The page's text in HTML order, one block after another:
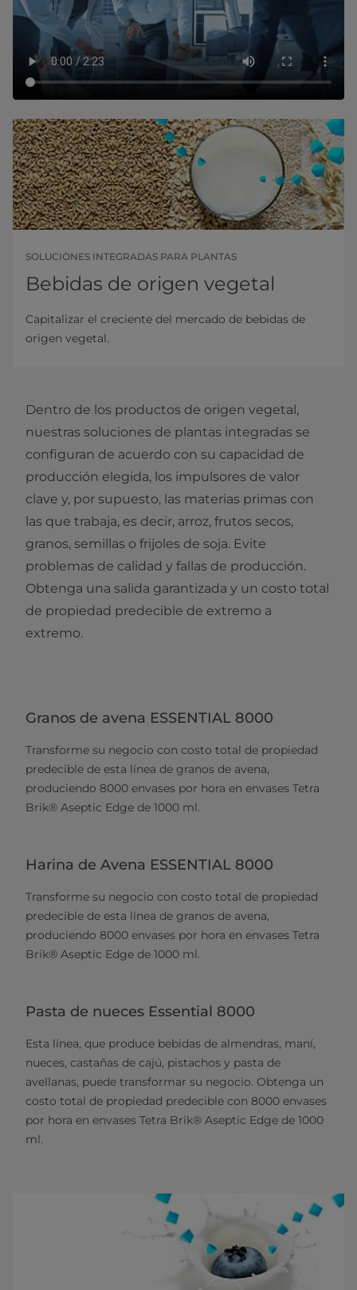
SOLUCIONES INTEGRADAS PARA PLANTAS
Bebidas de origen vegetal
Capitalizar el creciente del mercado de bebidas de
origen vegetal.
Dentro de los productos de origen vegetal,
nuestras soluciones de plantas integradas se
configuran de acuerdo con su capacidad de
producción elegida, los impulsores de valor
clave y, por supuesto, las materias primas con
las que trabaja, es decir, arroz, frutos secos,
granos, semillas o frijoles de soja. Evite
problemas de calidad y fallas de producción.
Obtenga una salida garantizada y un costo total
de propiedad predecible de extremo a
extremo.
Granos de avena ESSENTIAL 8000
Transforme su negocio con costo total de propiedad
predecible de esta línea de granos de avena,
produciendo 8000 envases por hora en envases Tetra
Brik® Aseptic Edge de 1000 ml.
Harina de Avena ESSENTIAL 8000
Transforme su negocio con costo total de propiedad
predecible de esta línea de granos de avena,
produciendo 8000 envases por hora en envases Tetra
Brik® Aseptic Edge de 1000 ml.
Pasta de nueces Essential 8000
Esta línea, que produce bebidas de almendras, maní,
nueces, castañas de cajú, pistachos y pasta de
avellanas, puede transformar su negocio. Obtenga un
costo total de propiedad predecible con 8000 envases
por hora en envases Tetra Brik® Aseptic Edge de 1000
ml.